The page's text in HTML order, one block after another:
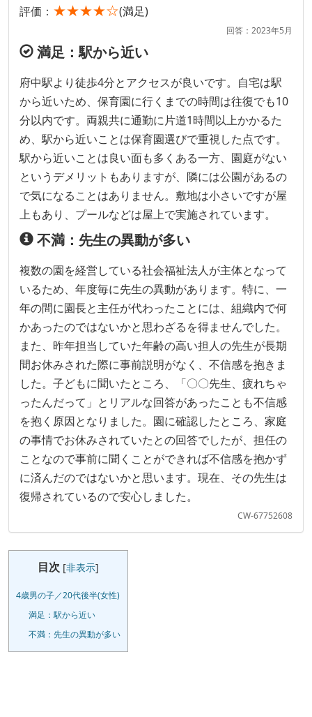
評価： ★★★★☆(満足)
回答：2023年5月
満足：駅から近い
府中駅より徒歩4分とアクセスが良いです。自宅は駅
から近いため、保育園に行くまでの時間は往復でも10
分以内です。両親共に通勤に片道1時間以上かかるた
め、駅から近いことは保育園選びで重視した点です。
駅から近いことは良い面も多くある一方、園庭がない
というデメリットもありますが、隣には公園があるの
で気になることはありません。敷地は小さいですが屋
上もあり、プールなどは屋上で実施されています。
不満：先生の異動が多い
複数の園を経営している社会福祉法人が主体となって
いるため、年度毎に先生の異動があります。特に、一
年の間に園長と主任が代わったことには、組織内で何
かあったのではないかと思わざるを得ませんでした。
また、昨年担当していた年齢の高い担人の先生が長期
間お休みされた際に事前説明がなく、不信感を抱きま
した。子どもに聞いたところ、「〇〇先生、疲れちゃ
ったんだって」とリアルな回答があったことも不信感
を抱く原因となりました。園に確認したところ、家庭
の事情でお休みされていたとの回答でしたが、担任の
ことなので事前に聞くことができれば不信感を抱かず
に済んだのではないかと思います。現在、その先生は
復帰されているので安心しました。
CW-67752608
目次 [非表示]
4歳男の子／20代後半(女性)
満足：駅から近い
不満：先生の異動が多い